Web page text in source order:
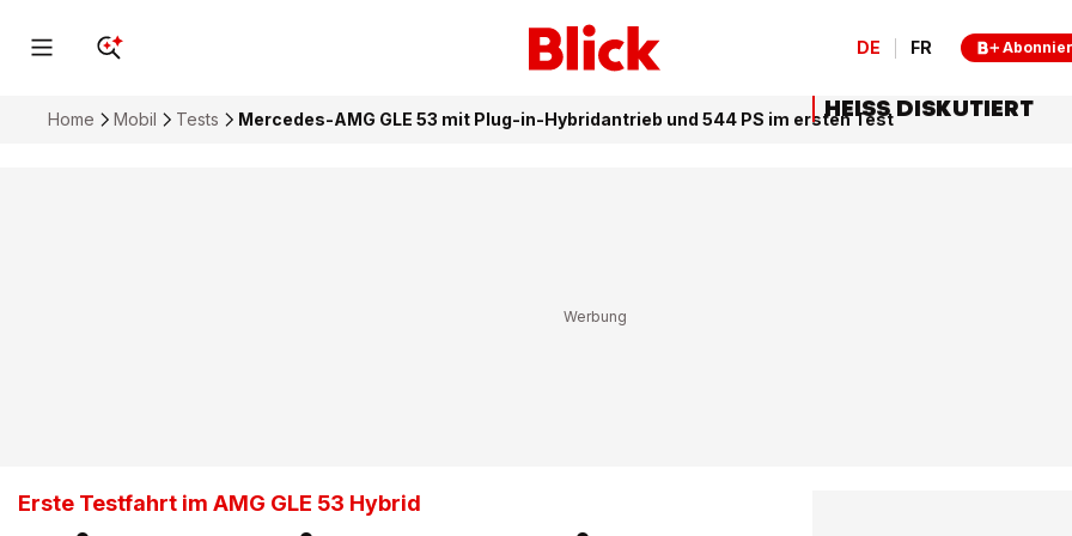
DE FR
Home Mobil Tests Mercedes-AMG GLE 53 mit Plug-in-Hybridantrieb und 544 PS im ersten Test
Erste Testfahrt im AMG GLE 53 Hybrid
HEISS DISKUTIERT